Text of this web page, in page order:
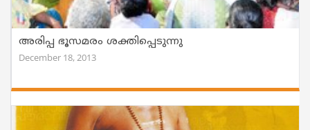
അരിപ്പ ഭൂസമരം ശക്തിപ്പെടുന്നു
December 18, 2013